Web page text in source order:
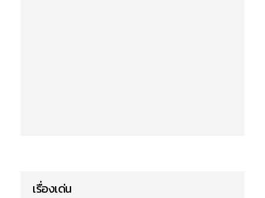
เรื่องเด่น